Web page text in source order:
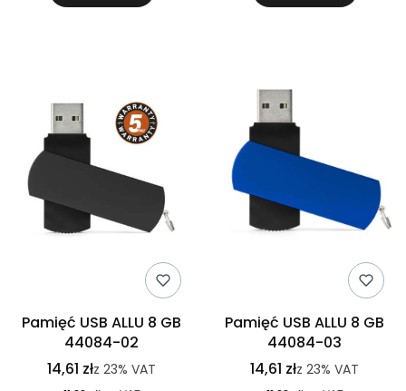
Pamięć USB ALLU 8 GB
44084-02
14,61 złz 23% VAT
Pamięć USB ALLU 8 GB
44084-03
14,61 złz 23% VAT